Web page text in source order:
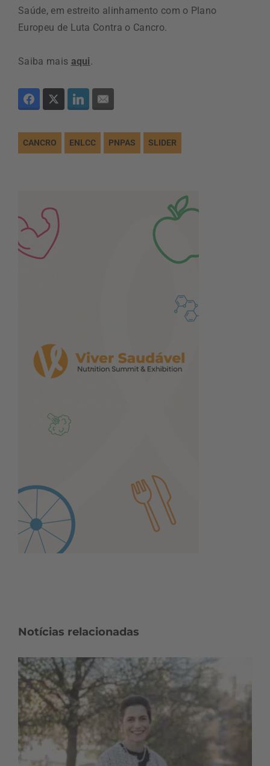
Saúde, em estreito alinhamento com o Plano
Europeu de Luta Contra o Cancro.
Saiba mais aqui.
CANCRO ENLCC PNPAS SLIDER
Notícias relacionadas